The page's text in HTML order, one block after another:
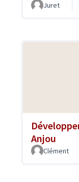
Juret
Anjou
Clément